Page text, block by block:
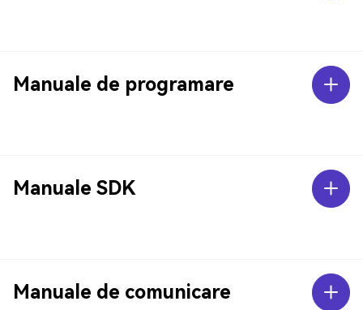
Manuale de programare
Manuale SDK
Manuale de comunicare